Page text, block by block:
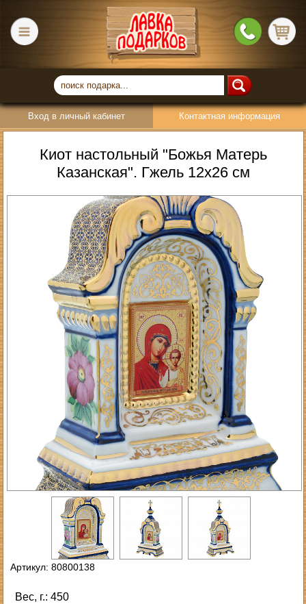
Вход в личный кабинет Контактная информация
Киот настольный "Божья Матерь
Казанская". Гжель 12х26 см
Артикул: 80800138
Вес, г.: 450